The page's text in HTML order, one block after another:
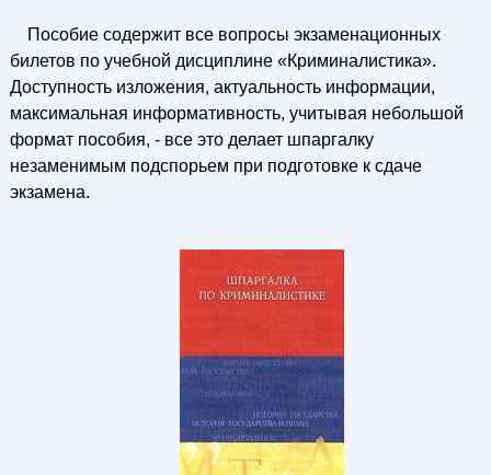
Пособие содержит все вопросы экзаменационных
билетов по учебной дисциплине «Криминалистика».
Доступность изложения, актуальность информации,
максимальная информативность, учитывая небольшой
формат пособия, - все это делает шпаргалку
незаменимым подспорьем при подготовке к сдаче
экзамена.